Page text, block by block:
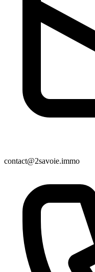
contact@2savoie.immo